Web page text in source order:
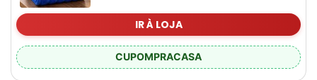
IR À LOJA
CUPOMPRACASA